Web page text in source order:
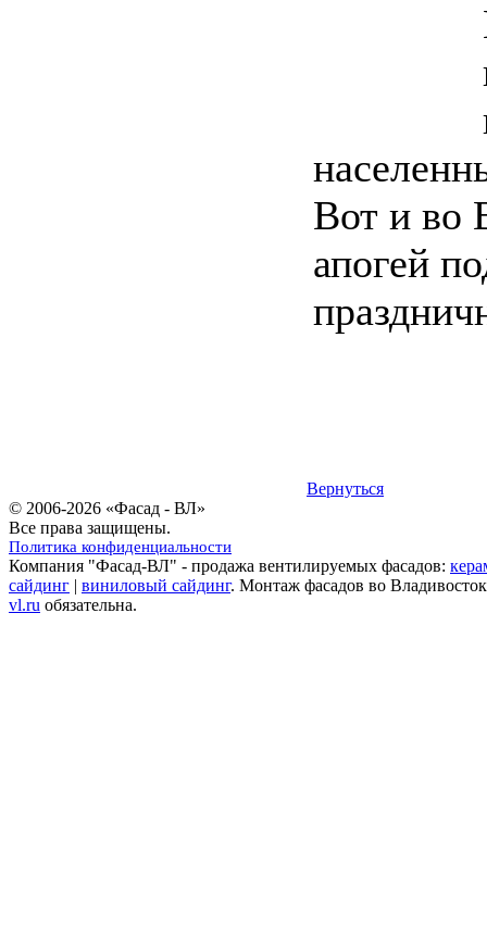
Вот и во
апогей
Вернуться
© 2006-2026 «Фасад - ВЛ»
Все права защищены.
Политика конфиденциальности
Компания "Фасад-ВЛ" - продажа вентилируемых фасадов:
сайдинг | виниловый сайдинг. Монтаж фасадов во
vl.ru обязательна.